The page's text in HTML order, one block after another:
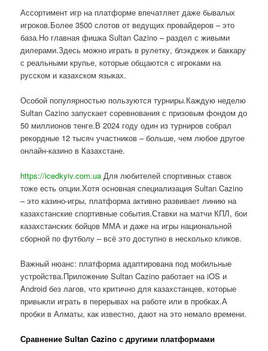
Ассортимент игр на платформе впечатляет даже бывалых
игроков.Более 3500 слотов от ведущих провайдеров – это
база.Но главная фишка Sultan Cazino – раздел с живыми
дилерами.Здесь можно играть в рулетку, блэкджек и баккару
с реальными крупье, которые общаются с игроками на
русском и казахском языках.
Особой популярностью пользуются турниры.Каждую неделю
Sultan Cazino запускает соревнования с призовым фондом до
50 миллионов тенге.В 2024 году один из турниров собрал
рекордные 12 тысяч участников – больше, чем любое другое
онлайн-казино в Казахстане.
https://icedkyiv.com.ua Для любителей спортивных ставок
тоже есть опции.Хотя основная специализация Sultan Cazino
– это казино-игры, платформа активно развивает линию на
казахстанские спортивные события.Ставки на матчи КПЛ, бои
казахстанских бойцов ММА и даже на игры национальной
сборной по футболу – всё это доступно в несколько кликов.
Важный нюанс: платформа адаптирована под мобильные
устройства.Приложение Sultan Cazino работает на iOS и
Android без лагов, что критично для казахстанцев, которые
привыкли играть в перерывах на работе или в пробках.А
пробки в Алматы, как известно, дают на это немало времени.
Сравнение Sultan Cazino с другими платформами